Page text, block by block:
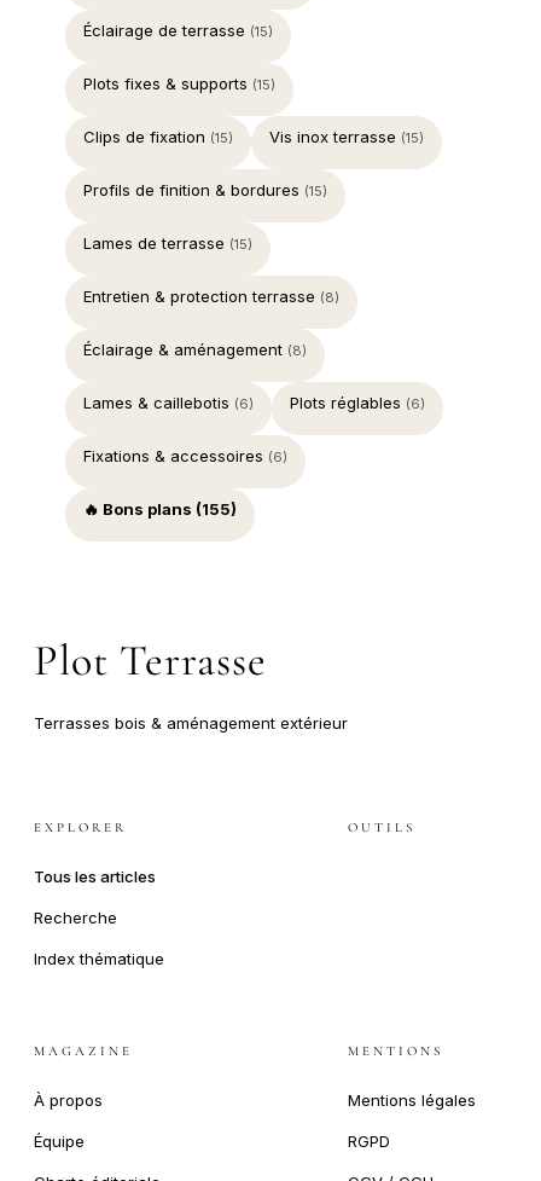
Éclairage de terrasse (15)
Plots fixes & supports (15)
Clips de fixation (15) Vis inox terrasse (15)
Profils de finition & bordures (15)
Lames de terrasse (15)
Entretien & protection terrasse (8)
Éclairage & aménagement (8)
Lames & caillebotis (6) Plots réglables (6)
Fixations & accessoires (6)
🔥 Bons plans (155)
Plot Terrasse
Terrasses bois & aménagement extérieur
EXPLORER
Tous les articles
Recherche
Index thématique
OUTILS
MAGAZINE
À propos
Équipe
MENTIONS
Mentions légales
RGPD